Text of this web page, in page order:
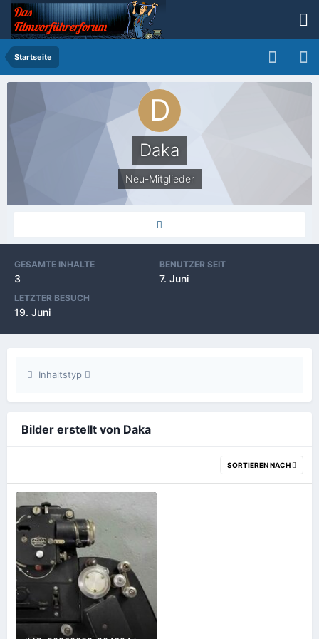
Startseite
Daka
Neu-Mitglieder
GESAMTE INHALTE
3
BENUTZER SEIT
7. Juni
LETZTER BESUCH
19. Juni
Inhaltstyp
Bilder erstellt von Daka
SORTIEREN NACH